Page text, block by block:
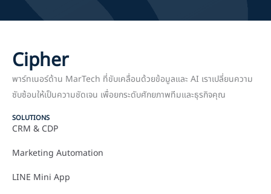
Cipher
พาร์ทเนอร์ด้าน MarTech ที่ขับเคลื่อนด้วยข้อมูลและ AI เราเปลี่ยนความ
ซับซ้อนให้เป็นความชัดเจน เพื่อยกระดับศักยภาพทีมและธุรกิจคุณ
SOLUTIONS
CRM & CDP
Marketing Automation
LINE Mini App